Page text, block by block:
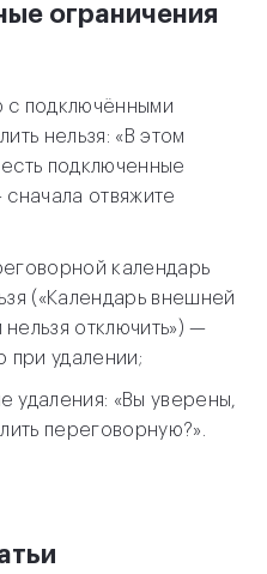
ограничения
с подключёнными
нельзя: «В этом
подключенные
отвяжите
календарь
(«Календарь внешней
отключить») —
при удалении;
удаления: «Вы уверены,
переговорную?».